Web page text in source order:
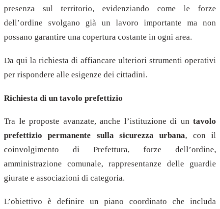
presenza sul territorio, evidenziando come le forze
dell’ordine svolgano già un lavoro importante ma non
possano garantire una copertura costante in ogni area.
Da qui la richiesta di affiancare ulteriori strumenti operativi
per rispondere alle esigenze dei cittadini.
Richiesta di un tavolo prefettizio
Tra le proposte avanzate, anche l’istituzione di un tavolo
prefettizio permanente sulla sicurezza urbana, con il
coinvolgimento di Prefettura, forze dell’ordine,
amministrazione comunale, rappresentanze delle guardie
giurate e associazioni di categoria.
L’obiettivo è definire un piano coordinato che includa